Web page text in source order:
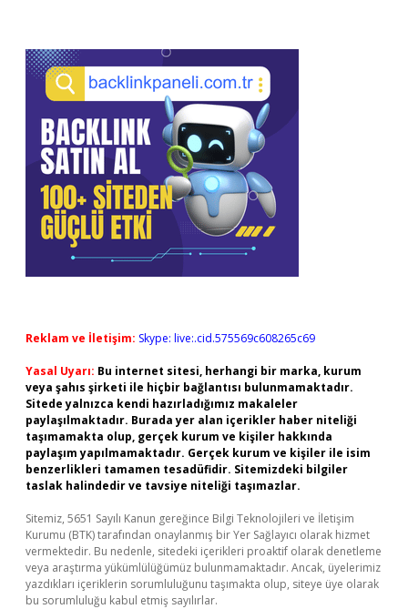
Reklam ve İletişim: Skype: live:.cid.575569c608265c69
Yasal Uyarı: Bu internet sitesi, herhangi bir marka, kurum
veya şahıs şirketi ile hiçbir bağlantısı bulunmamaktadır.
Sitede yalnızca kendi hazırladığımız makaleler
paylaşılmaktadır. Burada yer alan içerikler haber niteliği
taşımamakta olup, gerçek kurum ve kişiler hakkında
paylaşım yapılmamaktadır. Gerçek kurum ve kişiler ile isim
benzerlikleri tamamen tesadüfidir. Sitemizdeki bilgiler
taslak halindedir ve tavsiye niteliği taşımazlar.
Sitemiz, 5651 Sayılı Kanun gereğince Bilgi Teknolojileri ve İletişim
Kurumu (BTK) tarafından onaylanmış bir Yer Sağlayıcı olarak hizmet
vermektedir. Bu nedenle, sitedeki içerikleri proaktif olarak denetleme
veya araştırma yükümlülüğümüz bulunmamaktadır. Ancak, üyelerimiz
yazdıkları içeriklerin sorumluluğunu taşımakta olup, siteye üye olarak
bu sorumluluğu kabul etmiş sayılırlar.